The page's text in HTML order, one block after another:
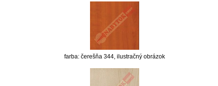
farba: čerešňa 344, ilustračný obrázok